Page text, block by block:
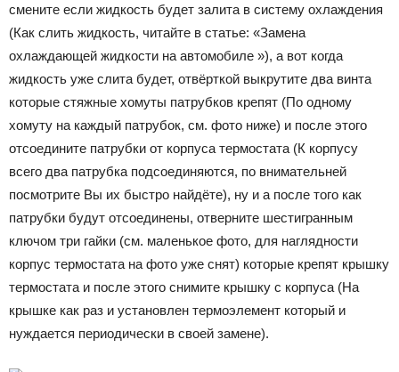
смените если жидкость будет залита в систему охлаждения
(Как слить жидкость, читайте в статье: «Замена
охлаждающей жидкости на автомобиле »), а вот когда
жидкость уже слита будет, отвёрткой выкрутите два винта
которые стяжные хомуты патрубков крепят (По одному
хомуту на каждый патрубок, см. фото ниже) и после этого
отсоедините патрубки от корпуса термостата (К корпусу
всего два патрубка подсоединяются, по внимательней
посмотрите Вы их быстро найдёте), ну и а после того как
патрубки будут отсоединены, отверните шестигранным
ключом три гайки (см. маленькое фото, для наглядности
корпус термостата на фото уже снят) которые крепят крышку
термостата и после этого снимите крышку с корпуса (На
крышке как раз и установлен термоэлемент который и
нуждается периодически в своей замене).